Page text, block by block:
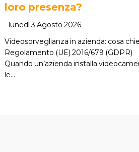
loro presenza?
lunedì 3 Agosto 2026
Videosorveglianza in azienda: cosa
Regolamento (UE) 2016/679 (GDPR)
Quando un’azienda installa
le…